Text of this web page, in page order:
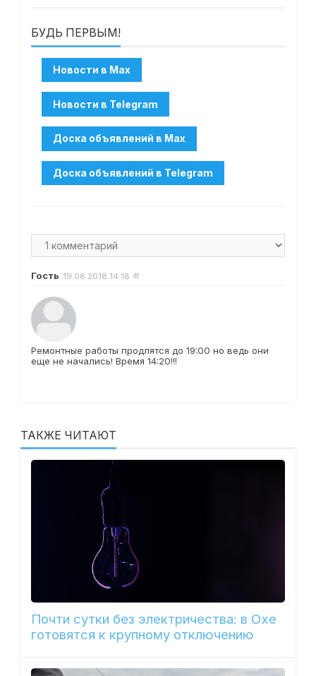
БУДЬ ПЕРВЫМ!
Гость 19.08.2018 14:18 #
Ремонтные работы продлятся до 19:00 но ведь они
еще не начались! Время 14:20!!!
ТАКЖЕ ЧИТАЮТ
Почти сутки без электричества: в Охе
готовятся к крупному отключению